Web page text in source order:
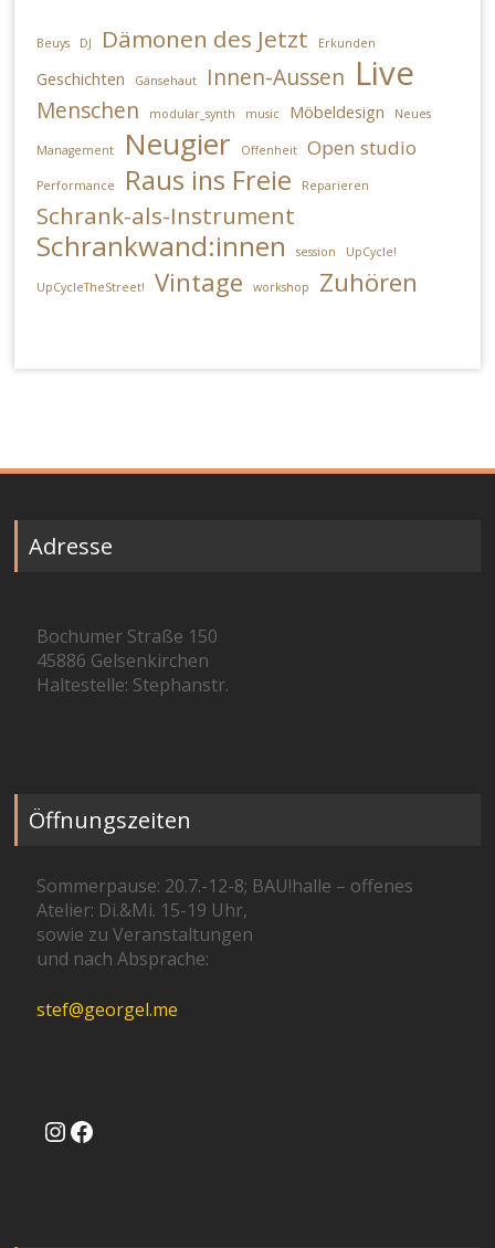
Beuys DJ Dämonen des Jetzt Erkunden
Geschichten Gänsehaut Innen-Aussen Live
Menschen modular_synth music Möbeldesign Neues
Management Neugier Offenheit Open studio
Performance Raus ins Freie Reparieren
Schrank-als-Instrument
Schrankwand:innen session UpCycle!
UpCycleTheStreet! Vintage workshop Zuhören
Adresse
Bochumer Straße 150
45886 Gelsenkirchen
Haltestelle: Stephanstr.
Öffnungszeiten
Sommerpause: 20.7.-12-8; BAU!halle – offenes
Atelier: Di.&Mi. 15-19 Uhr,
sowie zu Veranstaltungen
und nach Absprache:
stef@georgel.me
Instagram
Facebook